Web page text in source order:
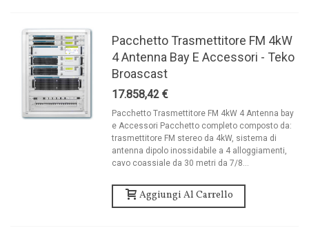
Pacchetto Trasmettitore FM 4kW
4 Antenna Bay E Accessori - Teko
Broascast
17.858,42 €
Pacchetto Trasmettitore FM 4kW 4 Antenna bay
e Accessori Pacchetto completo composto da:
trasmettitore FM stereo da 4kW, sistema di
antenna dipolo inossidabile a 4 alloggiamenti,
cavo coassiale da 30 metri da 7/8...
Aggiungi Al Carrello